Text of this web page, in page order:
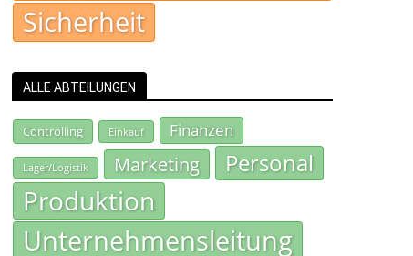
Sicherheit
ALLE ABTEILUNGEN
Controlling Einkauf Finanzen
Lager/Logistik Marketing Personal
Produktion
Unternehmensleitung